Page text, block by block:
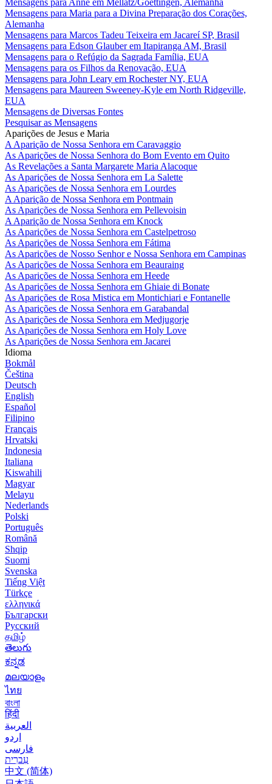
Mensagens para Maria para a Divina Preparação dos Corações,
Alemanha
Mensagens para Marcos Tadeu Teixeira em Jacareí SP, Brasil
Mensagens para Edson Glauber em Itapiranga AM, Brasil
Mensagens para o Refúgio da Sagrada Família, EUA
Mensagens para os Filhos da Renovação, EUA
Mensagens para John Leary em Rochester NY, EUA
Mensagens para Maureen Sweeney-Kyle em North Ridgeville,
EUA
Mensagens de Diversas Fontes
Pesquisar as Mensagens
Aparições de Jesus e Maria
A Aparição de Nossa Senhora em Caravaggio
As Aparições de Nossa Senhora do Bom Evento em Quito
As Revelações a Santa Margarete Maria Alacoque
As Aparições de Nossa Senhora em La Salette
As Aparições de Nossa Senhora em Lourdes
A Aparição de Nossa Senhora em Pontmain
As Aparições de Nossa Senhora em Pellevoisin
A Aparição de Nossa Senhora em Knock
As Aparições de Nossa Senhora em Castelpetroso
As Aparições de Nossa Senhora em Fátima
As Aparições de Nosso Senhor e Nossa Senhora em Campinas
As Aparições de Nossa Senhora em Beauraing
As Aparições de Nossa Senhora em Heede
As Aparições de Nossa Senhora em Ghiaie di Bonate
As Aparições de Rosa Mistica em Montichiari e Fontanelle
As Aparições de Nossa Senhora em Garabandal
As Aparições de Nossa Senhora em Medjugorje
As Aparições de Nossa Senhora em Holy Love
As Aparições de Nossa Senhora em Jacarei
Idioma
Bokmål
Čeština
Deutsch
English
Español
Filipino
Français
Hrvatski
Indonesia
Italiana
Kiswahili
Magyar
Melayu
Nederlands
Polski
Português
Română
Shqip
Suomi
Svenska
Tiếng Việt
Türkçe
ελληνικά
Български
Русский
தமிழ்
తెలుగు
ಕನ್ನಡ
മലയാളം
ไทย
বাংলা
हिंदी
العربية
اردو
فارسی
עִברִית
中文 (简体)